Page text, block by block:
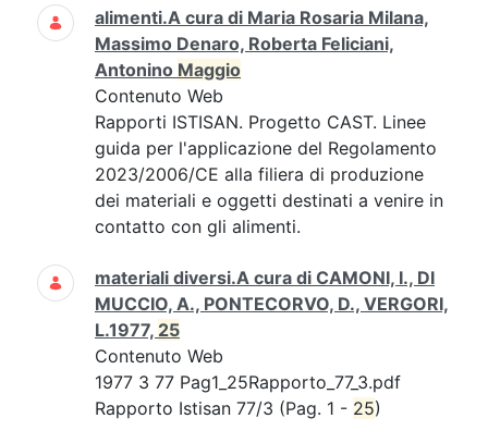
alimenti.A cura di Maria Rosaria Milana,
Massimo Denaro, Roberta Feliciani,
Antonino Maggio
Contenuto Web
Rapporti ISTISAN. Progetto CAST. Linee
guida per l'applicazione del Regolamento
2023/2006/CE alla filiera di produzione
dei materiali e oggetti destinati a venire in
contatto con gli alimenti.
materiali diversi.A cura di CAMONI, I., DI
MUCCIO, A., PONTECORVO, D., VERGORI,
L.1977, 25
Contenuto Web
1977 3 77 Pag1_25Rapporto_77_3.pdf
Rapporto Istisan 77/3 (Pag. 1 - 25)